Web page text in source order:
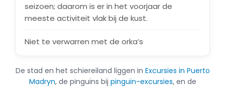
seizoen; daarom is er in het voorjaar de
meeste activiteit vlak bij de kust.
Niet te verwarren met de orka’s
De stad en het schiereiland liggen in Excursies in Puerto
Madryn, de pinguïns bij pinguïn-excursies, en de